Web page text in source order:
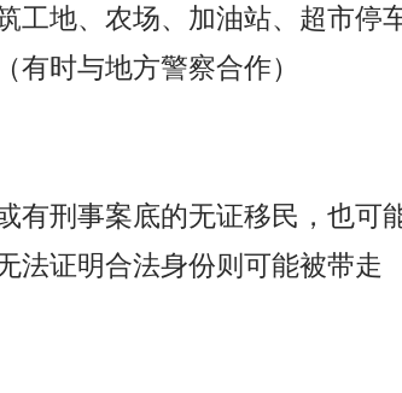
工地、农场、加油站、超市停
有时与地方警察合作）
有刑事案底的无证移民，也可
法证明合法身份则可能被带走